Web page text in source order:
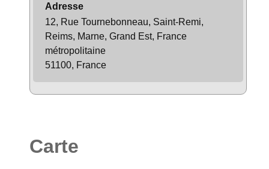
Adresse
12, Rue Tournebonneau, Saint-Remi,
Reims, Marne, Grand Est, France
métropolitaine
51100, France
Carte